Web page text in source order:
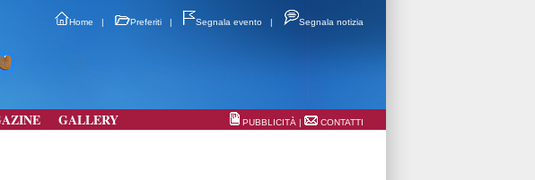
Home | Preferiti | Segnala evento | Segnala notizia
GALLERY PUBBLICITÀ | CONTATTI